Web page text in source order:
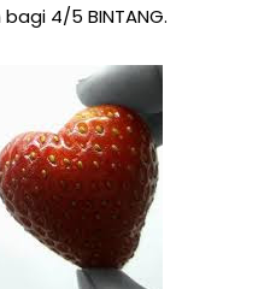
4/5 BINTANG.